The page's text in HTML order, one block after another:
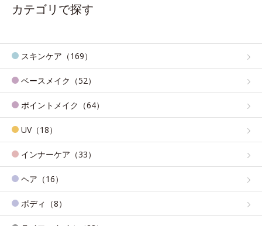
カテゴリで探す
スキンケア（169）
ベースメイク（52）
ポイントメイク（64）
UV（18）
インナーケア（33）
ヘア（16）
ボディ（8）